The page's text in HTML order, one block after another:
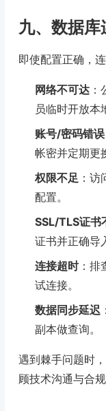
九、数据
即使配置正确，
网络不可达
员临时开放本
账号/密码错误
帐密并定期更
权限不足 ：
配置。
SSL/TLS证书
证书并正确导
连接超时：排
试连接。
数据同步延迟
副本做查询。
遇到棘手问题时
顾技术沟通与合